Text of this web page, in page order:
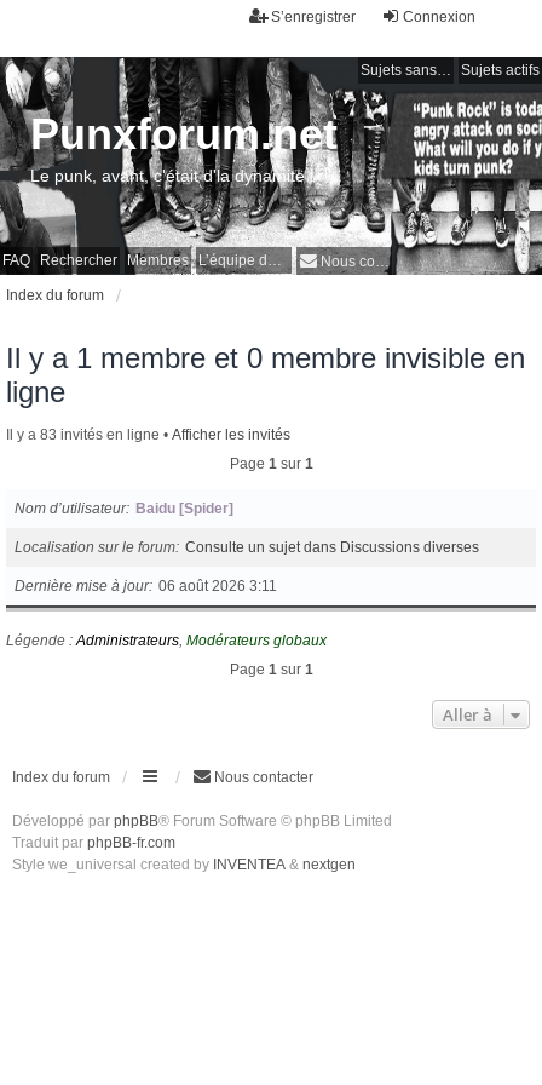
Connexion
S’enregistrer
Sujets sans réponse Sujets actifs
FAQ Rechercher Membres L’équipe du forum Nous contacter
Punxforum.net
Le punk, avant, c'était d'la dynamite !
Index du forum
Il y a 1 membre et 0 membre invisible en
ligne
Il y a 83 invités en ligne • Afficher les invités
Page 1sur 1
Nom d’utilisateur Baidu [Spider]
Localisation sur le forum Consulte un sujet dans Discussions diverses
Dernière mise à jour 06 août 2026 3:11
Légende :Administrateurs, Modérateurs globaux
Page 1sur 1
Aller à
Index du forum Nous contacter
Développé par phpBB® Forum Software © phpBB Limited
Traduit par phpBB-fr.com
Style we_universal created by INVENTEA & nextgen